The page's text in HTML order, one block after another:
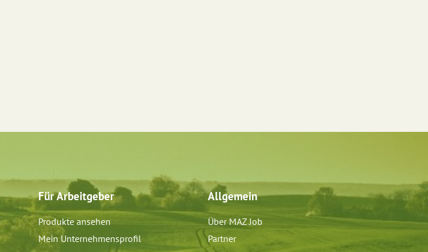
Für Arbeitgeber
Produkte ansehen
Mein Unternehmensprofil
Allgemein
Über MAZ Job
Partner